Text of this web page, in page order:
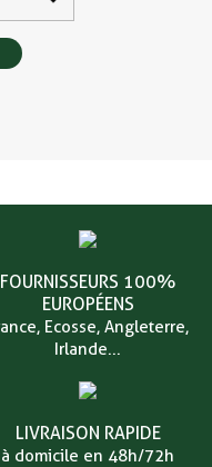
FOURNISSEURS 100%
EUROPÉENS
Ecosse, Angleterre,
Irlande...
LIVRAISON RAPIDE
à domicile en 48h/72h